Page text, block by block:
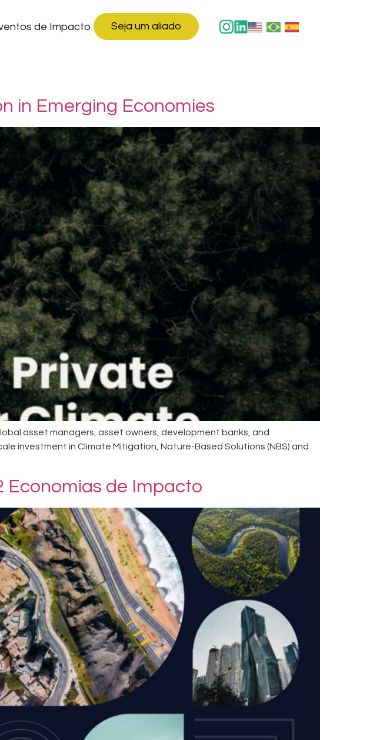
de Impacto Seja um aliado
in Emerging Economies
asset managers, asset owners, development banks, and
investment in Climate Mitigation, Nature-Based Solutions (NBS) and
Economias de Impacto